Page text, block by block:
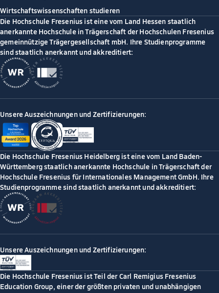
Wirtschaftswissenschaften studieren
Die Hochschule Fresenius ist eine vom Land Hessen staatlich
anerkannte Hochschule in Trägerschaft der Hochschulen Fresenius
gemeinnützige Trägergesellschaft mbH. Ihre Studienprogramme
sind staatlich anerkannt und akkreditiert:
Unsere Auszeichnungen und Zertifizierungen:
Die Hochschule Fresenius Heidelberg ist eine vom Land Baden-
Württemberg staatlich anerkannte Hochschule in Trägerschaft der
Hochschule Fresenius für Internationales Management GmbH. Ihre
Studienprogramme sind staatlich anerkannt und akkreditiert:
Unsere Auszeichnungen und Zertifizierungen:
Die Hochschule Fresenius ist Teil der Carl Remigius Fresenius
Education Group, einer der größten privaten und unabhängigen